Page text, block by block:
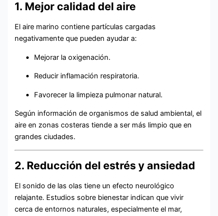
1. Mejor calidad del aire
El aire marino contiene partículas cargadas
negativamente que pueden ayudar a:
Mejorar la oxigenación.
Reducir inflamación respiratoria.
Favorecer la limpieza pulmonar natural.
Según información de organismos de salud ambiental, el
aire en zonas costeras tiende a ser más limpio que en
grandes ciudades.
2. Reducción del estrés y ansiedad
El sonido de las olas tiene un efecto neurológico
relajante. Estudios sobre bienestar indican que vivir
cerca de entornos naturales, especialmente el mar,